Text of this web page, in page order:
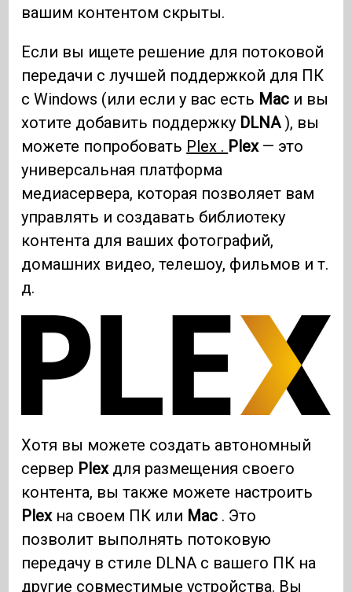
вашим контентом скрыты.
Если вы ищете решение для потоковой
передачи с лучшей поддержкой для ПК
с Windows (или если у вас есть Mac и вы
хотите добавить поддержку DLNA), вы
можете попробовать Plex . Plex— это
универсальная платформа
медиасервера, которая позволяет вам
управлять и создавать библиотеку
контента для ваших фотографий,
домашних видео, телешоу, фильмов и т.
д.
Хотя вы можете создать автономный
сервер Plexдля размещения своего
контента, вы также можете настроить
Plexна своем ПК или Mac . Это
позволит выполнять потоковую
передачу в стиле DLNA с вашего ПК на
другие совместимые устройства. Вы